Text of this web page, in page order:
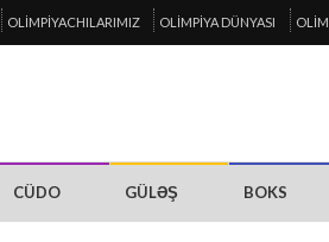
OLIMPIYACHILARIMIZ OLIMPIYA DÜNYASI
CÜDO GÜLƏŞ BOKS